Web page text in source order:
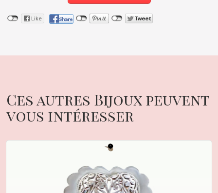
Ces autres Bijoux peuvent
vous intéresser